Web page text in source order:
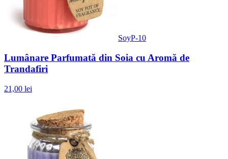
SoyP-10
Lumânare Parfumată din Soia cu Aromă de
Trandafiri
21,00 lei